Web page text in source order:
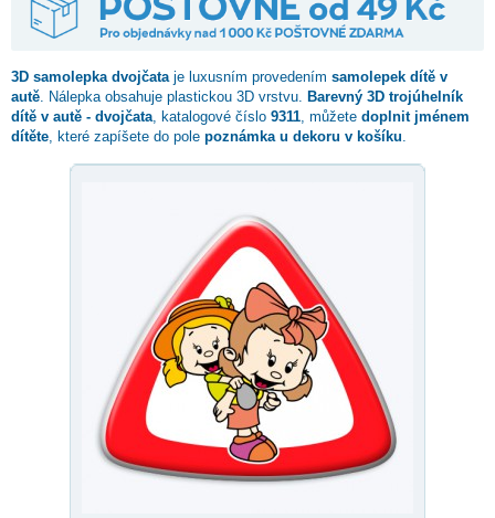
3D samolepka dvojčata je luxusním provedením samolepek dítě v
autě . Nálepka obsahuje plastickou 3D vrstvu.
Barevný 3D trojúhelník
dítě v autě - dvojčata , katalogové číslo 9311 , můžete doplnit jménem
dítěte , které zapíšete do pole poznámka u dekoru v košíku